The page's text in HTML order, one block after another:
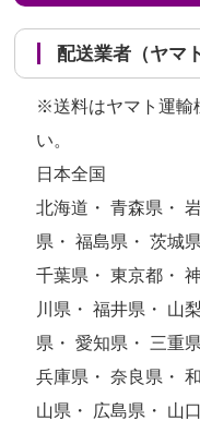
配送業者（ヤ
※送料はヤマト運輸
い。
日本全国
北海道・ 青森県・
県・ 福島県・ 茨城
千葉県・ 東京都・
川県・ 福井県・ 山
県・ 愛知県・ 三重
兵庫県・ 奈良県・
山県・ 広島県・ 山